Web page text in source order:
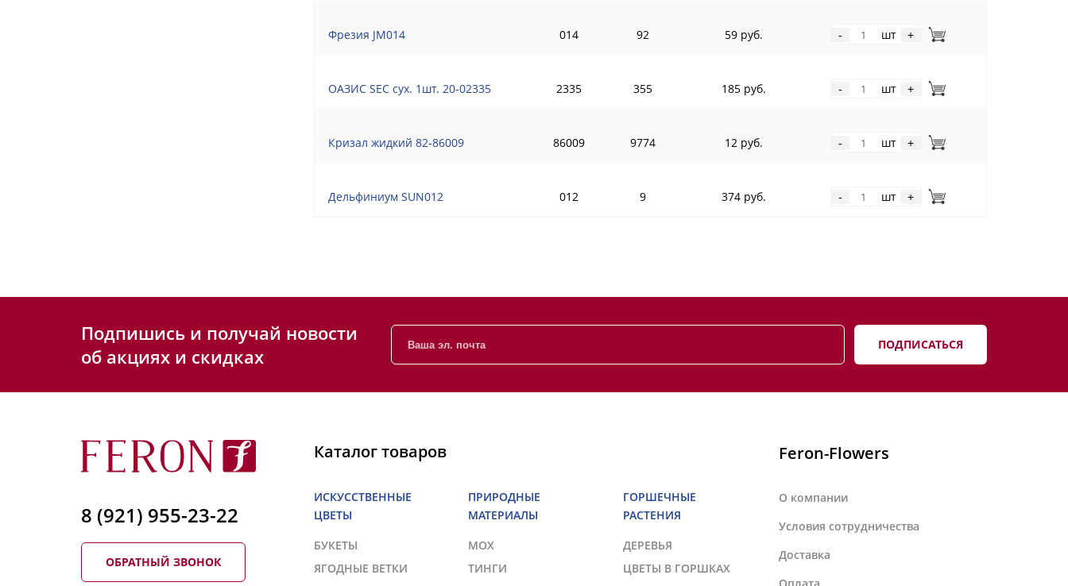
Фрезия JM014 014 92 59 руб. - шт +
ОАЗИС SEC сух. 1шт. 20-02335 2335 355 185 руб. - шт +
Кризал жидкий 82-86009 86009 9774 12 руб. - шт +
Дельфиниум SUN012 012 9 374 руб. - шт +
Подпишись и получай новости
об акциях и скидках
ПОДПИСАТЬСЯ
8 (921) 955-23-22
ОБРАТНЫЙ ЗВОНОК
Каталог товаров
ИСКУССТВЕННЫЕ
ЦВЕТЫ
БУКЕТЫ
ЯГОДНЫЕ ВЕТКИ
ПРИРОДНЫЕ
МАТЕРИАЛЫ
МОХ
ТИНГИ
ГОРШЕЧНЫЕ
РАСТЕНИЯ
ДЕРЕВЬЯ
ЦВЕТЫ В ГОРШКАХ
Feron-Flowers
О компании
Условия сотрудничества
Доставка
Оплата